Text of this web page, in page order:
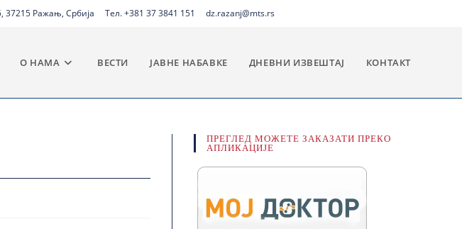
37215 Ражањ, Србија Тел. +381 37 3841 151 dz.razanj@mts.rs
О НАМА ВЕСТИ ЈАВНЕ НАБАВКЕ ДНЕВНИ ИЗВЕШТАЈ КОНТАКТ
ПРЕГЛЕД МОЖЕТЕ ЗАКАЗАТИ ПРЕКО
АПЛИКАЦИЈЕ